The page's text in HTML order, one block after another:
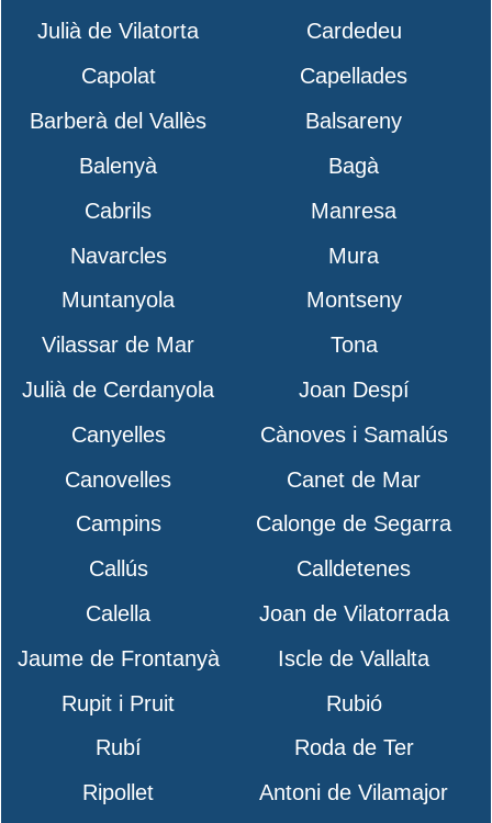
Julià de Vilatorta
Cardedeu
Capolat
Capellades
Barberà del Vallès
Balsareny
Balenyà
Bagà
Cabrils
Manresa
Navarcles
Mura
Muntanyola
Montseny
Vilassar de Mar
Tona
Julià de Cerdanyola
Joan Despí
Canyelles
Cànoves i Samalús
Canovelles
Canet de Mar
Campins
Calonge de Segarra
Callús
Calldetenes
Calella
Joan de Vilatorrada
Jaume de Frontanyà
Iscle de Vallalta
Rupit i Pruit
Rubió
Rubí
Roda de Ter
Ripollet
Antoni de Vilamajor